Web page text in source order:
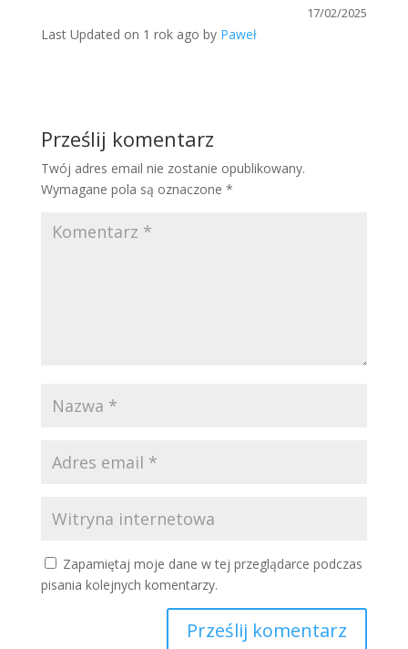
17/02/2025
Last Updated on 1 rok ago by Paweł
Prześlij komentarz
Twój adres email nie zostanie opublikowany.
Wymagane pola są oznaczone *
Zapamiętaj moje dane w tej przeglądarce podczas
pisania kolejnych komentarzy.